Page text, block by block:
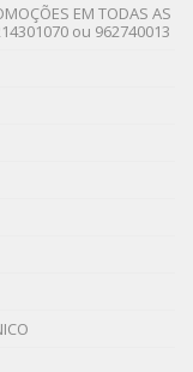
EM TODAS AS
ou 962740013